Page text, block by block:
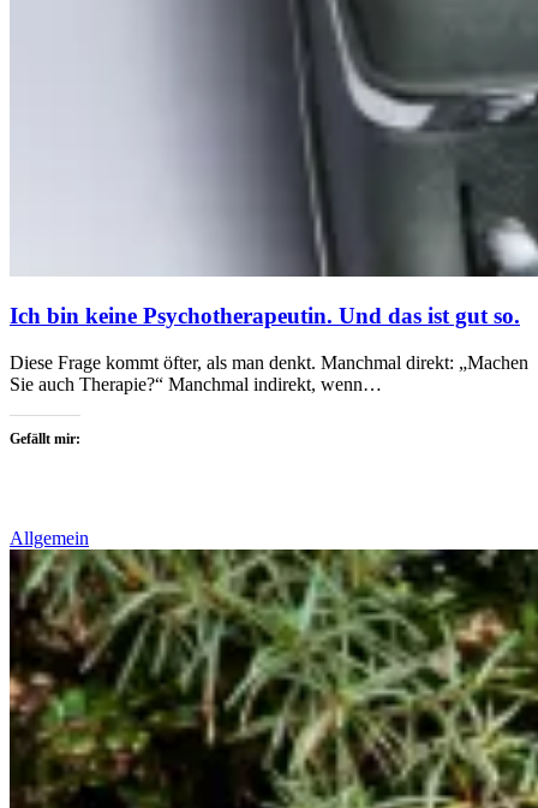
Ich bin keine Psychotherapeutin. Und das ist gut so.
Diese Frage kommt öfter, als man denkt. Manchmal direkt: „Machen
Sie auch Therapie?“ Manchmal indirekt, wenn…
Gefällt mir:
Allgemein